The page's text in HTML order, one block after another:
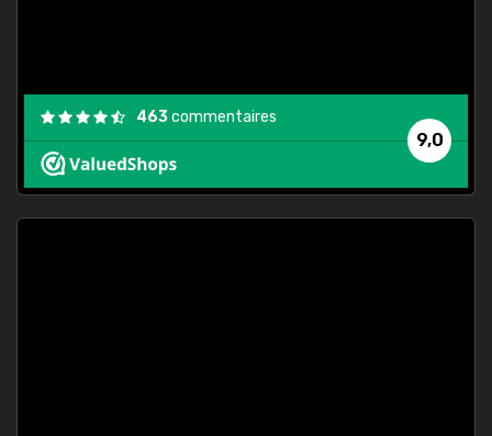
9,0
463commentaires